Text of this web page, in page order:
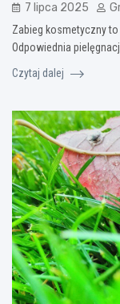
7 lipca 2025
Zabieg kosmetyczny
Odpowiednia
Czytaj dalej